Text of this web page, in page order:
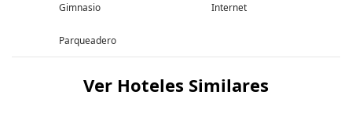
Gimnasio Internet
Parqueadero
Ver Hoteles Similares